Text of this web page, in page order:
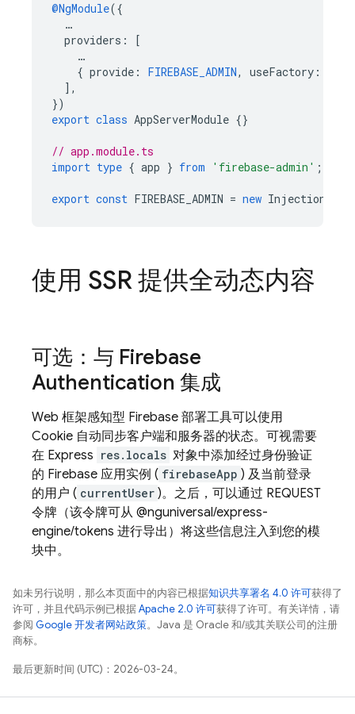
@NgModule({
…
providers :
[
…
{ provide : FIREBASE_ADMIN, useFactory :
],
})
export class AppServerModule {}
// app.module.ts
import type { app } from 'firebase-admin' ;
export const FIREBASE_ADMIN = new
使用 SSR 提供全动态内容
可选：与 Firebase
Authentication 集成
Web 框架感知型 Firebase 部署工具可以使用
Cookie 自动同步客户端和服务器的状态。可视需要
在 Express res.locals 对象中添加经过身份验证
的 Firebase 应用实例 ( firebaseApp ) 及当前登录
的用户 ( currentUser )。之后，可以通过 REQUEST
令牌（该令牌可从 @nguniversal/express-
engine/tokens 进行导出）将这些信息注入到您的模
块中。
如未另行说明，那么本页面中的内容已根据知识共享署名 4.0 许可获得了
许可，并且代码示例已根据Apache 2.0 许可获得了许可。有关详情，请
参阅 Google 开发者网站政策。Java 是 Oracle 和/或其关联公司的注册
商标。
最后更新时间 (UTC)：2026-03-24。